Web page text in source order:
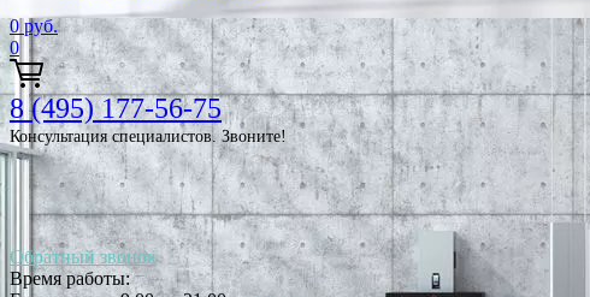
0 руб.
0
8 (495) 177-56-75
Консультация специалистов. Звоните!
Обратный звонок
Время работы: